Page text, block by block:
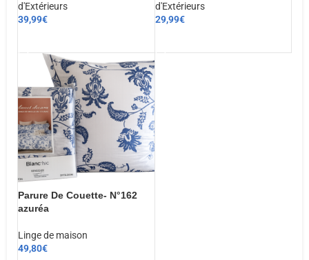
d'Extérieurs
39,99€
d'Extérieurs
29,99€
Parure De Couette- N°162
azuréa
Linge de maison
49,80€